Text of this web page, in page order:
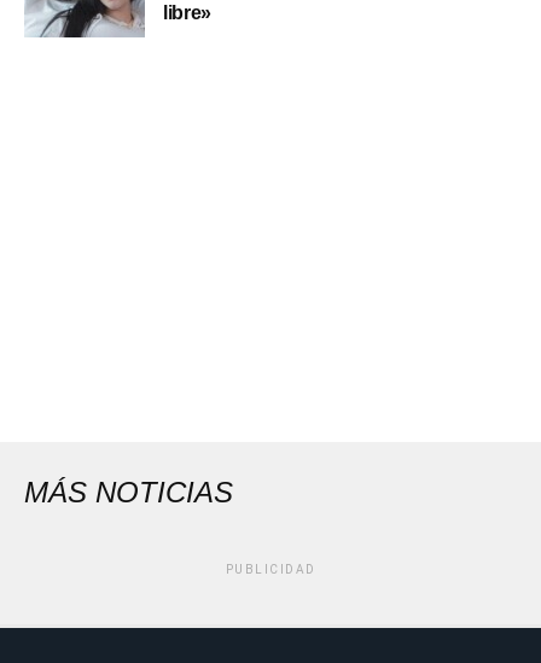
libre»
MÁS NOTICIAS
PUBLICIDAD